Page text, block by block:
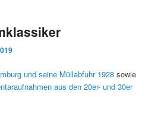
und seine Müllabfuhr 1928 sowie
aus den 20er- und 30er